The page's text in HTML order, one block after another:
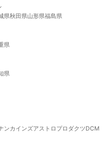
県秋田県山形県福島県
県
県
ンカインズアストロプロダクツDCM